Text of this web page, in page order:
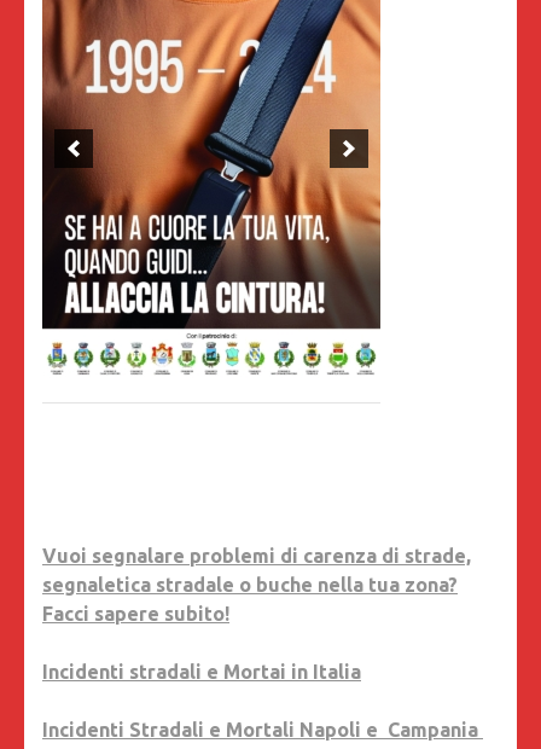
Vuoi segnalare problemi di carenza di strade,
segnaletica stradale o buche nella tua zona?
Facci sapere subito!
Incidenti stradali e Mortai in Italia
Incidenti Stradali e Mortali Napoli e Campania